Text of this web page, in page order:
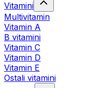
Vitamini
Multivitamin
Vitamin A
B vitamini
Vitamin C
Vitamin D
Vitamin E
Ostali vitamini